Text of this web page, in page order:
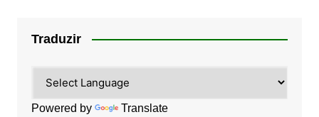
Traduzir
Powered by Translate